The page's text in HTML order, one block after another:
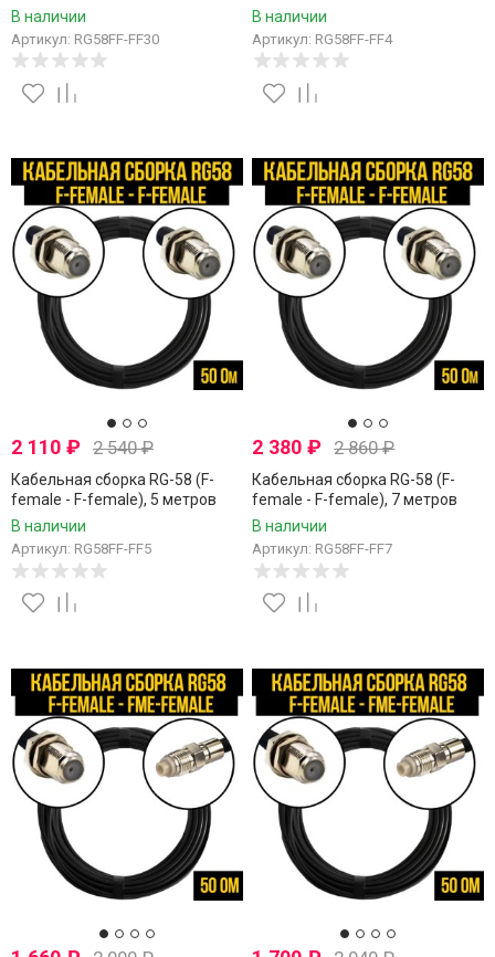
В наличии
Артикул: RG58FF-FF30
В наличии
Артикул: RG58FF-FF4
2 110 ₽ 2 540₽
Кабельная сборка RG-58 (F-
female - F-female), 5 метров
В наличии
Артикул: RG58FF-FF5
2 380₽ 2 860₽
Кабельная сборка RG-58 (F-
female - F-female), 7 метров
В наличии
Артикул: RG58FF-FF7